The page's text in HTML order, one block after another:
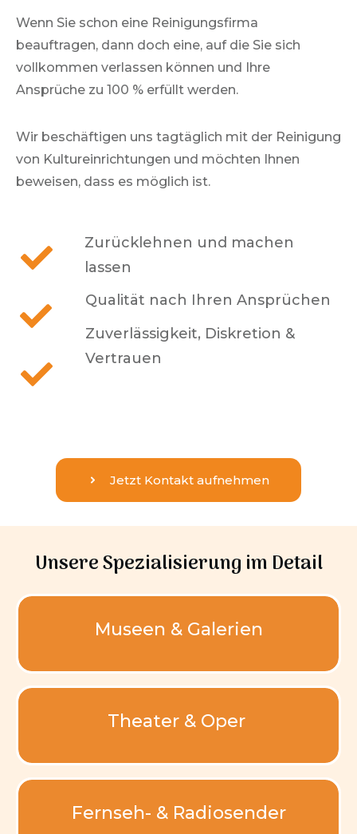
Wenn Sie schon eine Reinigungsfirma
beauftragen, dann doch eine, auf die Sie sich
vollkommen verlassen können und Ihre
Ansprüche zu 100 % erfüllt werden.
Wir beschäftigen uns tagtäglich mit der Reinigung
von Kultureinrichtungen und möchten Ihnen
beweisen, dass es möglich ist.
Zurücklehnen und machen
lassen
Qualität nach Ihren Ansprüchen
Zuverlässigkeit, Diskretion &
Vertrauen
Jetzt Kontakt aufnehmen
Unsere Spezialisierung im Detail
Museen & Galerien
Theater & Oper
Fernseh- & Radiosender